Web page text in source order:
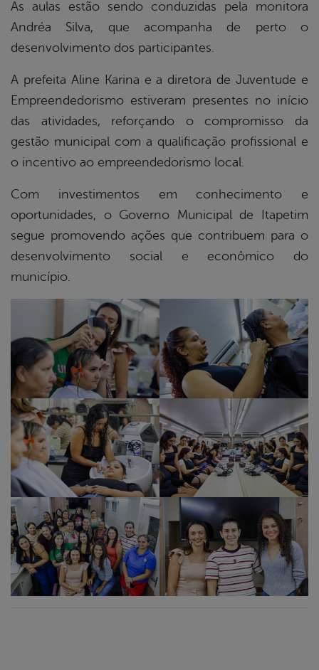
As aulas estão sendo conduzidas pela monitora
Andréa Silva, que acompanha de perto o
desenvolvimento dos participantes.
A prefeita Aline Karina e a diretora de Juventude e
Empreendedorismo estiveram presentes no início
das atividades, reforçando o compromisso da
gestão municipal com a qualificação profissional e
o incentivo ao empreendedorismo local.
Com investimentos em conhecimento e
oportunidades, o Governo Municipal de Itapetim
segue promovendo ações que contribuem para o
desenvolvimento social e econômico do
município.